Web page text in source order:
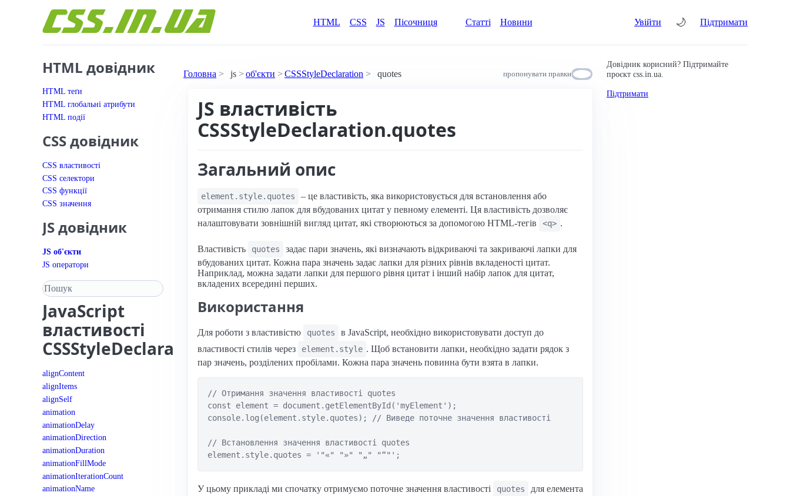
HTML
CSS JS Пісочниця Статті Новини Увійти 🌙 Підтримати
HTML довідник
HTML теґи
HTML глобальні атрибути
HTML події
CSS довідник
CSS властивості
CSS селектори
CSS функції
CSS значення
JS довідник
JS об'єкти
JS оператори
Пошук у довіднику
JavaScript
властивості
CSSStyleDeclaration
alignContent
alignItems
alignSelf
animation
animationDelay
animationDirection
animationDuration
animationFillMode
animationIterationCount
animationName
Головна js об'єкти CSSStyleDeclaration quotes пропонувати правки
JS властивість
CSSStyleDeclaration.quotes
Загальний опис
element.style.quotes
– це властивість, яка використовується для встановлення або
отримання стилю лапок для вбудованих цитат у певному елементі. Ця властивість дозволяє
налаштовувати зовнішній вигляд цитат, які створюються за допомогою HTML-тегів
<q> .
Властивість quotes
задає пари значень, які визначають відкриваючі та закриваючі лапки для
вбудованих цитат. Кожна пара значень задає лапки для різних рівнів вкладеності цитат.
Наприклад, можна задати лапки для першого рівня цитат і інший набір лапок для цитат,
вкладених всередині перших.
Використання
Для роботи з властивістю quotes
в JavaScript, необхідно використовувати доступ до
властивості стилів через
element.style . Щоб встановити лапки, необхідно задати рядок з
пар значень, розділених пробілами. Кожна пара значень повинна бути взята в лапки.
// Отримання значення властивості quotes
const element = document.getElementById('myElement');
console.log(element.style.quotes); // Виведе поточне значення властивості
// Встановлення значення властивості quotes
У цьому прикладі ми спочатку отримуємо поточне значення властивості quotes
для елемента
Довідник корисний? Підтримайте
проєкт css.in.ua.
Підтримати